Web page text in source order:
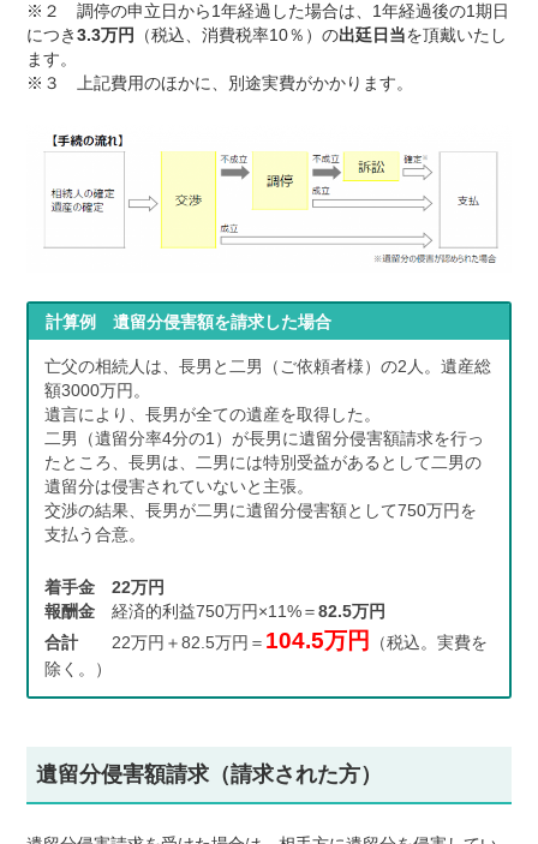
※２ 調停の申立日から1年経過した場合は、1年経過後の1期日
につき3.3万円 （税込、消費税率10％）の出廷日当を頂戴いたし
ます。
※３ 上記費用のほかに、別途実費がかかります。
計算例 遺留分侵害額を請求した場合
亡父の相続人は、長男と二男（ご依頼者様）の2人。遺産総
額3000万円。
遺言により、長男が全ての遺産を取得した。
二男（遺留分率4分の1）が長男に遺留分侵害額請求を行っ
たところ、長男は、二男には特別受益があるとして二男の
遺留分は侵害されていないと主張。
交渉の結果、長男が二男に遺留分侵害額として750万円を
支払う合意。
着手金 22万円
報酬金経済的利益750万円×11%＝82.5万円
合計
22万円＋82.5万円＝ 104.5万円
（税込。実費を
除く。）
遺留分侵害額請求（請求された方）